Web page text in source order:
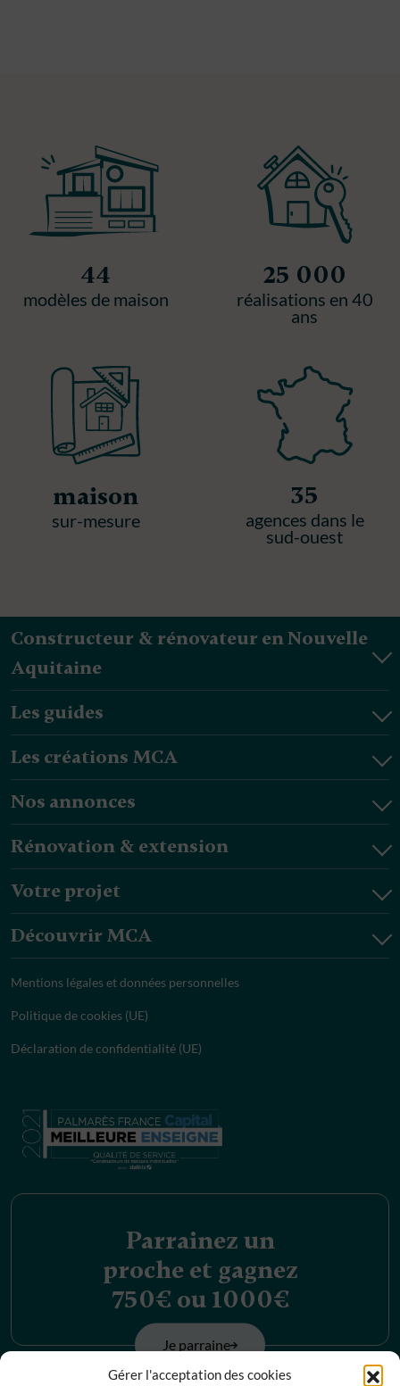
Gérer l'acceptation des cookies
44
modèles de maison
25 000
réalisations en 40
ans
maison
sur-mesure
35
agences dans le
sud-ouest
Constructeur & rénovateur en Nouvelle
Aquitaine
Les guides
Les créations MCA
Nos annonces
Rénovation & extension
Votre projet
Découvrir MCA
Mentions légales et données personnelles
Politique de cookies (UE)
Déclaration de confidentialité (UE)
Parrainez un
proche et gagnez
750€ ou 1000€
Je parraine